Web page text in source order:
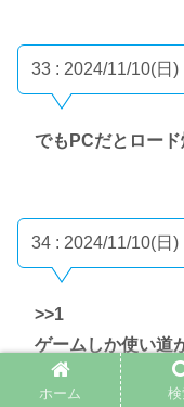
33 : 2024/11/10(日)
でもPCだとロー
34 : 2024/11/10(日)
>>1
ゲームしか使い道
ホーム 検